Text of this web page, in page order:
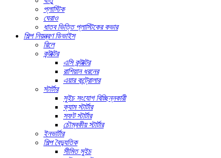
প্লাস্টিক
ঘেরাও
ধাতব ভিত্তি প্লাস্টিকের কভার
শিল্প নিয়ন্ত্রণ ডিভাইস
রিলে
কন্টাক্টর
এসি কন্টাক্টর
রাশিয়ান ধরনের
এয়ার কন্ট্রোলার
স্টার্টার
সুইচ সংযোগ বিচ্ছিন্নকারী
ক্যাম স্টার্টার
সফট স্টার্টার
চৌম্বকীয় স্টার্টার
ইনভার্টার
শিল্প বৈদ্যুতিক
সীমিত সুইচ